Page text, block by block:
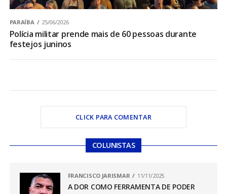
PARAÍBA 25/06/2026
Polícia militar prende mais de 60 pessoas durante
festejos juninos
CLICK PARA COMENTAR
COLUNISTAS
FRANCISCO JARISMAR 11/11/2025
A DOR COMO FERRAMENTA DE PODER